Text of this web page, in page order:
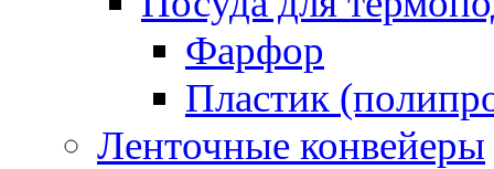
Фарфор
Пластик
Ленточные конвейеры